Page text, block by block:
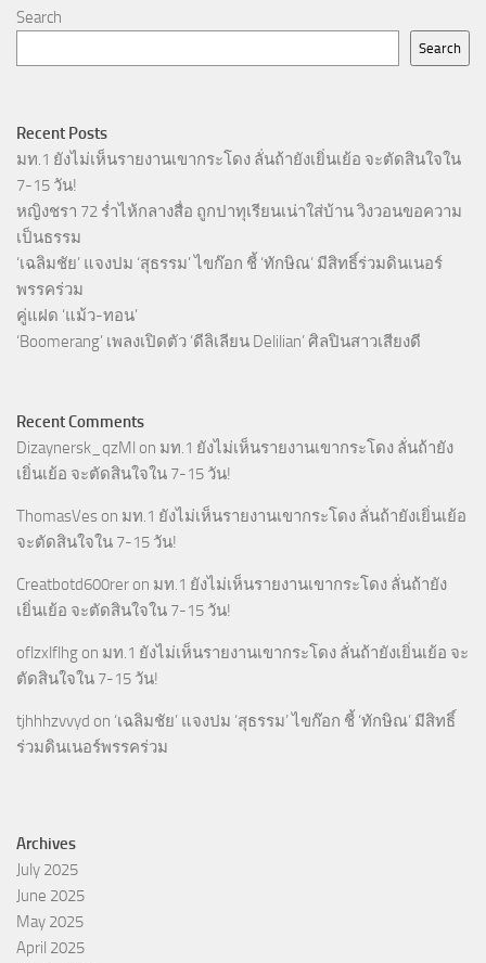
Search
Search
Recent Posts
มท.1 ยังไม่เห็นรายงานเขากระโดง ลั่นถ้ายังเยิ่นเย้อ จะตัดสินใจใน
7-15 วัน!
หญิงชรา 72 ร่ำไห้กลางสื่อ ถูกปาทุเรียนเน่าใส่บ้าน วิงวอนขอความ
เป็นธรรม
‘เฉลิมชัย’ แจงปม ‘สุธรรม’ ไขก๊อก ชี้ ‘ทักษิณ’ มีสิทธิ์ร่วมดินเนอร์
พรรคร่วม
คู่แฝด ‘แม้ว-ทอน’
‘Boomerang’ เพลงเปิดตัว ‘ดีลิเลียน Delilian’ ศิลปินสาวเสียงดี
Recent Comments
Dizaynersk_qzMl on มท.1 ยังไม่เห็นรายงานเขากระโดง ลั่นถ้ายัง
เยิ่นเย้อ จะตัดสินใจใน 7-15 วัน!
ThomasVes on มท.1 ยังไม่เห็นรายงานเขากระโดง ลั่นถ้ายังเยิ่นเย้อ
จะตัดสินใจใน 7-15 วัน!
Creatbotd600rer on มท.1 ยังไม่เห็นรายงานเขากระโดง ลั่นถ้ายัง
เยิ่นเย้อ จะตัดสินใจใน 7-15 วัน!
oflzxlflhg on มท.1 ยังไม่เห็นรายงานเขากระโดง ลั่นถ้ายังเยิ่นเย้อ จะ
ตัดสินใจใน 7-15 วัน!
tjhhhzvvyd on ‘เฉลิมชัย’ แจงปม ‘สุธรรม’ ไขก๊อก ชี้ ‘ทักษิณ’ มีสิทธิ์
ร่วมดินเนอร์พรรคร่วม
Archives
July 2025
June 2025
May 2025
April 2025